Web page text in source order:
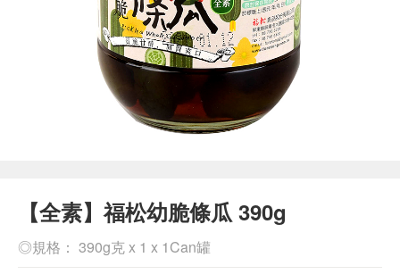
【全素】福松幼脆條瓜 390g
◎規格： 390g克 x 1 x 1Can罐